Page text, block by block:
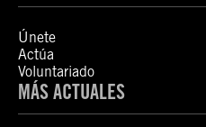
Únete
Actúa
Voluntariado
MÁS ACTUALES